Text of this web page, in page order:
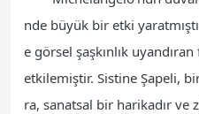
nde büyük bir etki
e görsel şaşkınlık
etkilemiştir. Sistine Şapeli,
ra, sanatsal bir harikadır ve